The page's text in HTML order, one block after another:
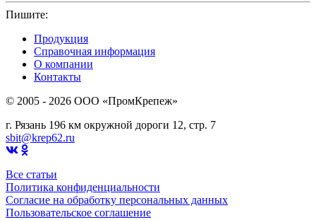
Пишите:
Продукция
Справочная информация
О компании
Контакты
© 2005 - 2026 OOO «ПромКрепеж»
г. Рязань 196 км окружной дороги 12, стр. 7
sbit@krep62.ru
Все статьи
Политика конфиденциальности
Согласие на обработку персональных данных
Пользовательское соглашение